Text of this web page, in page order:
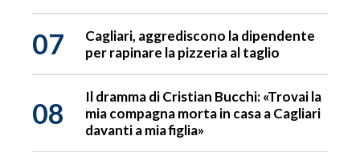
07
Cagliari, aggrediscono la dipendente
per rapinare la pizzeria al taglio
08
Il dramma di Cristian Bucchi: «Trovai la
mia compagna morta in casa a Cagliari
davanti a mia figlia»